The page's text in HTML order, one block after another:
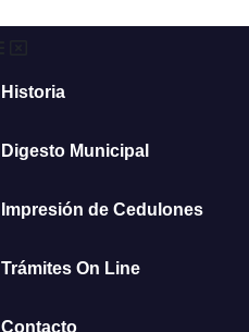
Historia
Digesto Municipal
Impresión de Cedulones
Trámites On Line
Contacto